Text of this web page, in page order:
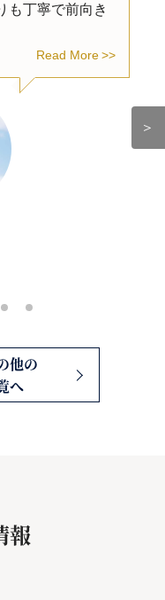
も丁寧で前向き
Read More
＞
他の
へ
報